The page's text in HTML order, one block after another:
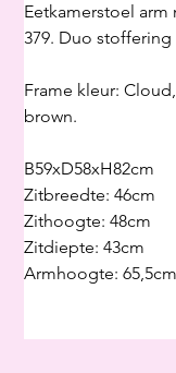
Eetkamerstoel arm
379. Duo
Frame kleur:
brown.
B59xD58xH82cm
Zitbreedte: 46cm
Zithoogte: 48cm
Zitdiepte: 43cm
Armhoogte: 65,5cm